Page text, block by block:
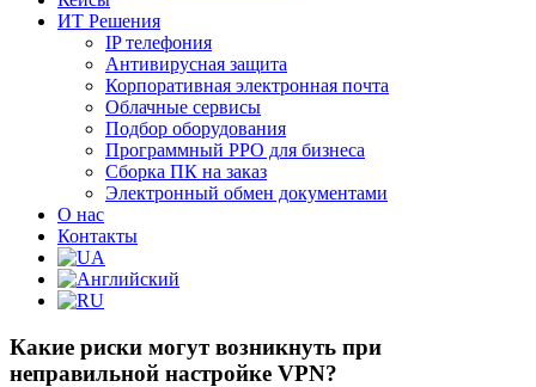
ИТ Решения
IP телефония
Антивирусная защита
Корпоративная электронная почта
Облачные сервисы
Подбор оборудования
Программный РРО для бизнеса
Сборка ПК на заказ
Электронный обмен документами
О нас
Контакты
Какие риски могут возникнуть при
неправильной настройке VPN?